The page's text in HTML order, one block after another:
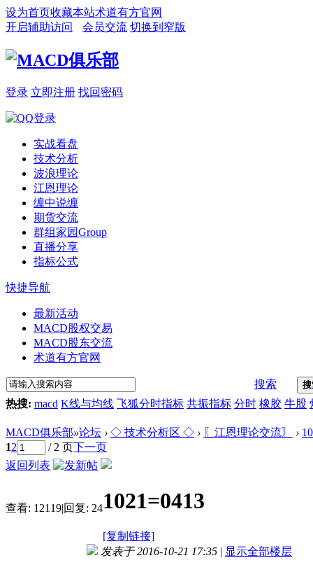
设为首页收藏本站术道有方官网
开启辅助访问
会员交流 切换到窄版
登录 立即注册 找回密码
实战看盘
技术分析
波浪理论
江恩理论
缠中说缠
期货交流
群组家园Group
直播分享
指标公式
快捷导航
最新活动
MACD股权交易
MACD股东交流
术道有方官网
搜索
热搜: macd K线与均线 飞狐分时指标 共振指标 分时 橡胶 牛股
MACD俱乐部»论坛 › ◇ 技术分析区 ◇ › 〖江恩理论交流〗 ›
12 / 2 页下一页
返回列表
查看: 12119|回复: 241021=0413
[复制链接]
发表于 2016-10-21 17:35 | 显示全部楼层